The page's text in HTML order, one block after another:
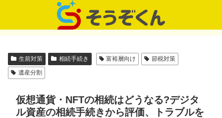
生前対策 相続手続き 富裕層向け
節税対策
遺産分割
仮想通貨・NFTの相続はどうなる?デジタ
ル資産の相続手続きから評価、トラブルを